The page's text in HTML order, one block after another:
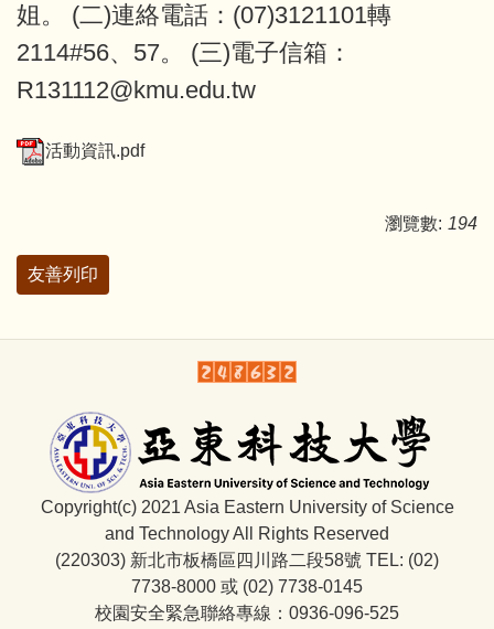
姐。 (二)連絡電話：(07)3121101轉
2114#56、57。 (三)電子信箱：
R131112@kmu.edu.tw
活動資訊.pdf
瀏覽數: 194
友善列印
Copyright(c) 2021 Asia Eastern University of Science
and Technology All Rights Reserved
(220303) 新北市板橋區四川路二段58號 TEL: (02)
7738-8000 或 (02) 7738-0145
校園安全緊急聯絡專線：0936-096-525